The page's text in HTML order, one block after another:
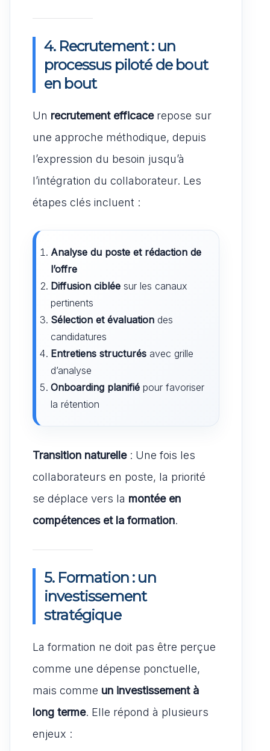
4. Recrutement : un
processus piloté de bout
en bout
Un recrutement efficacerepose sur
une approche méthodique, depuis
l’expression du besoin jusqu’à
l’intégration du collaborateur. Les
étapes clés incluent :
Analyse du poste et rédaction de
l’offre
Diffusion ciblée sur les canaux
pertinents
Sélection et évaluation des
candidatures
Entretiens structurés avec grille
d’analyse
Onboarding planifié pour favoriser
la rétention
Transition naturelle: Une fois les
collaborateurs en poste, la priorité
se déplace vers la montée en
compétences et la formation.
5. Formation : un
investissement
stratégique
La formation ne doit pas être perçue
comme une dépense ponctuelle,
mais comme un investissement à
long terme. Elle répond à plusieurs
enjeux :